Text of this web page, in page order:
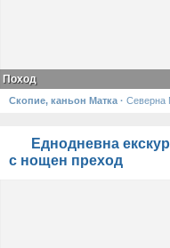
Поход
Скопие, каньон Матка · Северна
Еднодневна
с нощен преход